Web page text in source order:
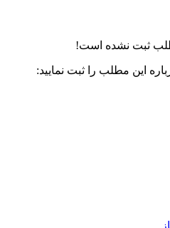
ثبت نشده است!
این مطلب را ثبت نمایید: